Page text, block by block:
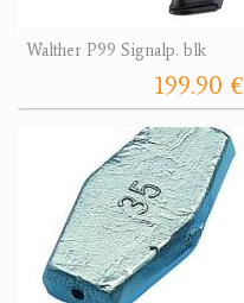
Walther P99 Signalp. blk
199.90 €